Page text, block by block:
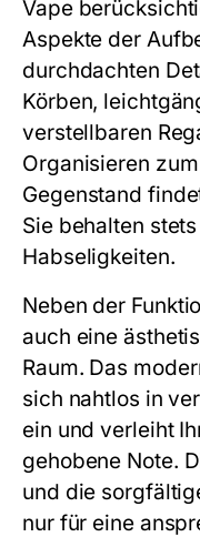
Vape
Aspekte der
durchdachten
Körben,
verstellbaren
Organisieren
Gegenstand
Sie behalten
Habseligkeiten.
Neben der
auch eine
Raum. Das
sich nahtlos in
ein und verleiht
gehobene Note.
und die
nur für eine